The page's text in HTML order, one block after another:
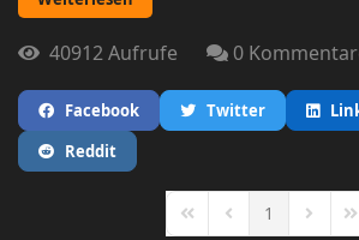
40912 Aufrufe 0
Facebook Twitter
Reddit
First PagePrevious Page
1 Next